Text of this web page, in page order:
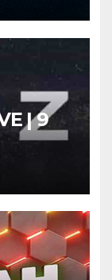
| 9